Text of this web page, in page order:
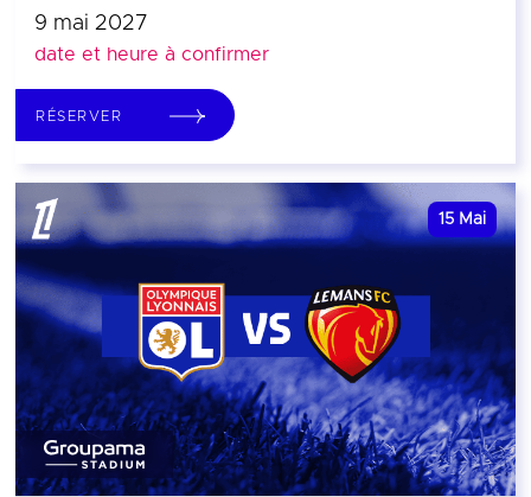
9 mai 2027
date et heure à confirmer
RÉSERVER
15 Mai